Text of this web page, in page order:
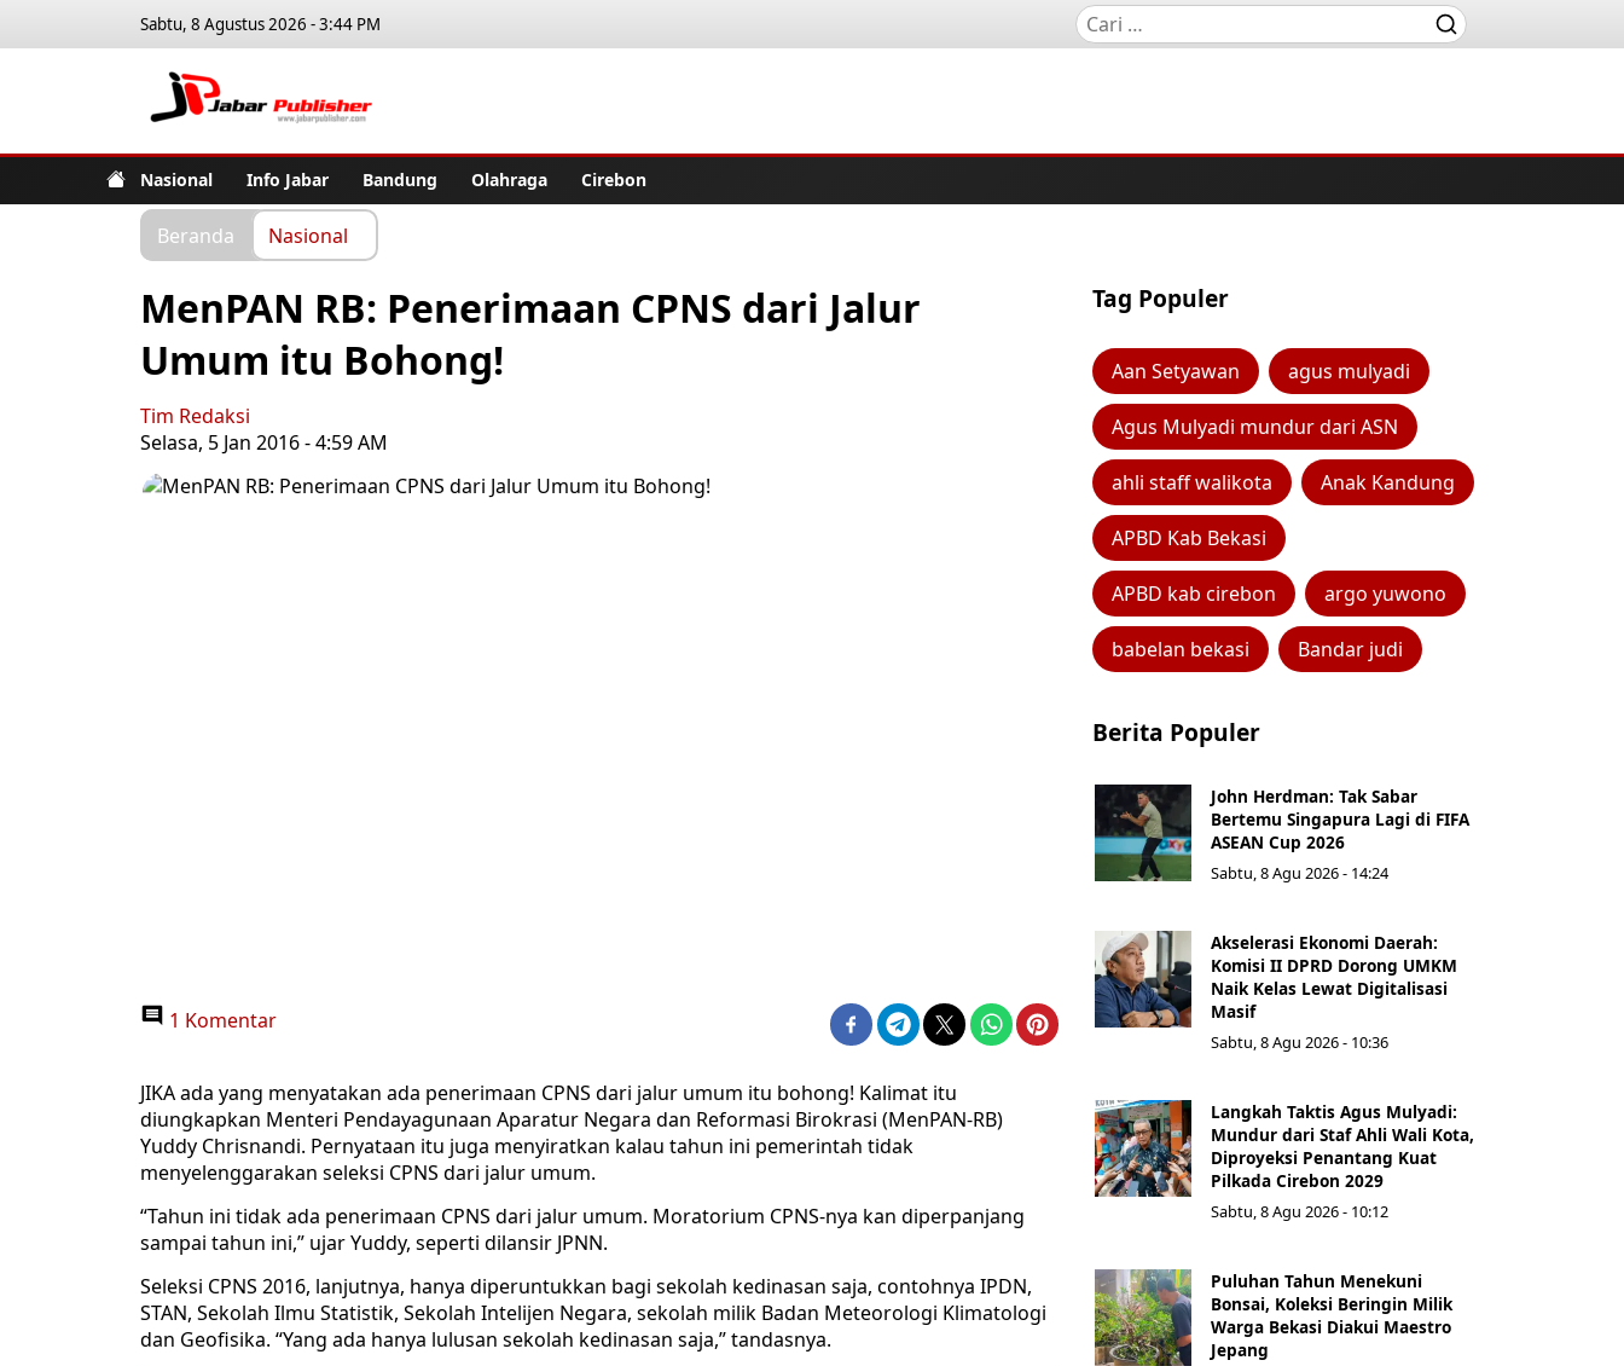
Sabtu, 8 Agustus 2026 - 3:44 PM
Nasional Info Jabar Bandung Olahraga Cirebon
Beranda Nasional
MenPAN RB: Penerimaan CPNS dari Jalur
Umum itu Bohong!
Tim Redaksi
Selasa, 5 Jan 2016 - 4:59 AM
1 Komentar
JIKA ada yang menyatakan ada penerimaan CPNS dari jalur umum itu bohong! Kalimat itu
diungkapkan Menteri Pendayagunaan Aparatur Negara dan Reformasi Birokrasi (MenPAN-RB)
Yuddy Chrisnandi. Pernyataan itu juga menyiratkan kalau tahun ini pemerintah tidak
menyelenggarakan seleksi CPNS dari jalur umum.
“Tahun ini tidak ada penerimaan CPNS dari jalur umum. Moratorium CPNS-nya kan diperpanjang
sampai tahun ini,” ujar Yuddy, seperti dilansir JPNN.
Seleksi CPNS 2016, lanjutnya, hanya diperuntukkan bagi sekolah kedinasan saja, contohnya IPDN,
STAN, Sekolah Ilmu Statistik, Sekolah Intelijen Negara, sekolah milik Badan Meteorologi Klimatologi
dan Geofisika. “Yang ada hanya lulusan sekolah kedinasan saja,” tandasnya.
Tag Populer
Aan Setyawan agus mulyadi
Agus Mulyadi mundur dari ASN
ahli staff walikota Anak Kandung
APBD Kab Bekasi
APBD kab cirebon argo yuwono
babelan bekasi Bandar judi
Berita Populer
John Herdman: Tak Sabar
Bertemu Singapura Lagi di FIFA
ASEAN Cup 2026
Sabtu, 8 Agu 2026 - 14:24
Akselerasi Ekonomi Daerah:
Komisi II DPRD Dorong UMKM
Naik Kelas Lewat Digitalisasi
Masif
Sabtu, 8 Agu 2026 - 10:36
Langkah Taktis Agus Mulyadi:
Mundur dari Staf Ahli Wali Kota,
Diproyeksi Penantang Kuat
Pilkada Cirebon 2029
Sabtu, 8 Agu 2026 - 10:12
Puluhan Tahun Menekuni
Bonsai, Koleksi Beringin Milik
Warga Bekasi Diakui Maestro
Jepang